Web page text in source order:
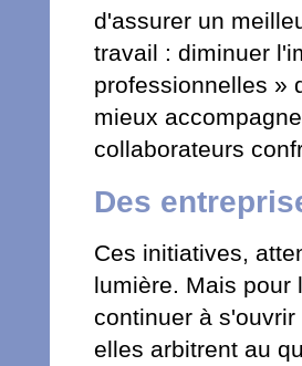
d'assurer un
travail : diminuer
professionnelles »
mieux
collaborateurs
Des
Ces initiatives,
lumière. Mais pour
continuer à
elles arbitrent au